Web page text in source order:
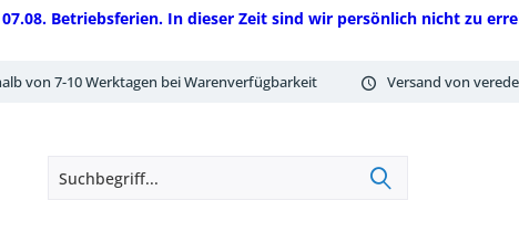
Betriebsferien. In dieser Zeit sind wir persönlich nicht zu
von 7-10 Werktagen bei Warenverfügbarkeit Versand von